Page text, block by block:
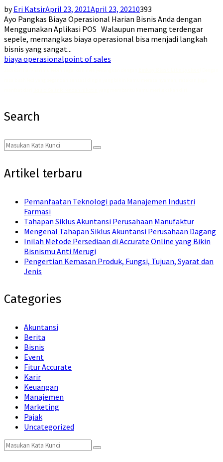
byEri KatsirApril 23, 2021April 23, 20210393
Ayo Pangkas Biaya Operasional Harian Bisnis Anda dengan
Menggunakan Aplikasi POS Walaupun memang terdengar
sepele, memangkas biaya operasional bisa menjadi langkah
bisnis yang sangat...
biaya operasionalpoint of sales
Search
Search
for:
Search
Artikel terbaru
Pemanfaatan Teknologi pada Manajemen Industri
Farmasi
Tahapan Siklus Akuntansi Perusahaan Manufaktur
Mengenal Tahapan Siklus Akuntansi Perusahaan Dagang
Inilah Metode Persediaan di Accurate Online yang Bikin
Bisnismu Anti Merugi
Pengertian Kemasan Produk, Fungsi, Tujuan, Syarat dan
Jenis
Categories
Akuntansi
Berita
Bisnis
Event
Fitur Accurate
Karir
Keuangan
Manajemen
Marketing
Pajak
Uncategorized
Search
for:
Search